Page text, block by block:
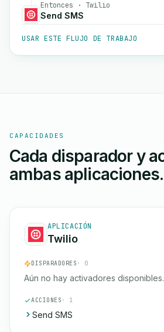
Entonces · Twilio
Send SMS
USAR ESTE FLUJO DE TRABAJO
CAPACIDADES
Cada disparador y
ambas aplicaciones.
APLICACIÓN
Twilio
DISPARADORES · 0
Aún no hay activadores disponibles.
ACCIONES · 1
Send SMS